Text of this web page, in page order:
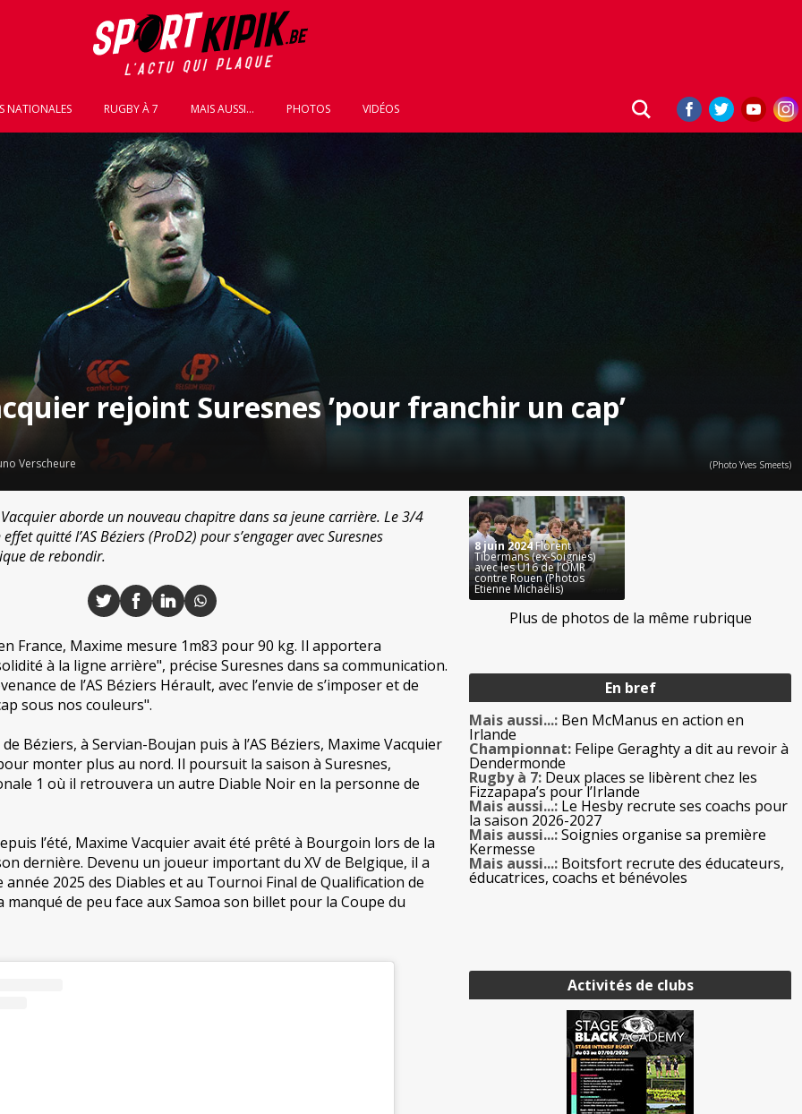
NATIONALES RUGBY À 7 MAIS AUSSI... PHOTOS VIDÉOS
rejoint Suresnes ’pour franchir un cap’
Verscheure (Photo Yves Smeets)
aborde un nouveau chapitre dans sa jeune carrière. Le 3/4
quitté l’AS Béziers (ProD2) pour s’engager avec Suresnes
de rebondir.
France, Maxime mesure 1m83 pour 90 kg. Il apportera
à la ligne arrière", précise Suresnes dans sa communication.
de l’AS Béziers Hérault, avec l’envie de s’imposer et de
sous nos couleurs".
Béziers, à Servian-Boujan puis à l’AS Béziers, Maxime Vacquier
monter plus au nord. Il poursuit la saison à Suresnes,
1 où il retrouvera un autre Diable Noir en la personne de
l’été, Maxime Vacquier avait été prêté à Bourgoin lors de la
dernière. Devenu un joueur important du XV de Belgique, il a
année 2025 des Diables et au Tournoi Final de Qualification de
manqué de peu face aux Samoa son billet pour la Coupe du
En bref
Mais aussi...: Ben McManus en action en
Irlande
Championnat: Felipe Geraghty a dit au revoir à
Dendermonde
Rugby à 7: Deux places se libèrent chez les
Fizzapapa’s pour l’Irlande
Mais aussi...: Le Hesby recrute ses coachs pour
la saison 2026-2027
Mais aussi...:Soignies organise sa première
Kermesse
Mais aussi...: Boitsfort recrute des éducateurs,
éducatrices, coachs et bénévoles
Activités de clubs
8 juin 2024Florent
Tibermans (ex-Soignies)
avec les U16 de l’OMR
contre Rouen (Photos
Etienne Michaëlis)
Plus de photos de la même rubrique